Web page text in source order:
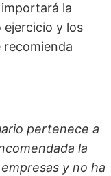
la
ejercicio y los
recomienda
pertenece a
la
y no ha